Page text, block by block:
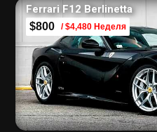
Ferrari F12 Berlinetta
$800 / $4,480 Неделя